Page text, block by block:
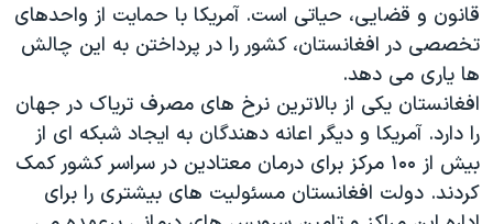
قانون و قضایی، حیاتی است. آمریکا با حمایت از واحدهای
تخصصی در افغانستان، کشور را در پرداختن به این چالش
ها یاری می دهد.
افغانستان یکی از بالاترین نرخ های مصرف تریاک در جهان
را دارد. آمریکا و دیگر اعانه دهندگان به ایجاد شبکه ای از
بیش از
۱۰۰ مرکز برای درمان معتادین در سراسر کشور کمک
کردند. دولت افغانستان مسئولیت های بیشتری را برای